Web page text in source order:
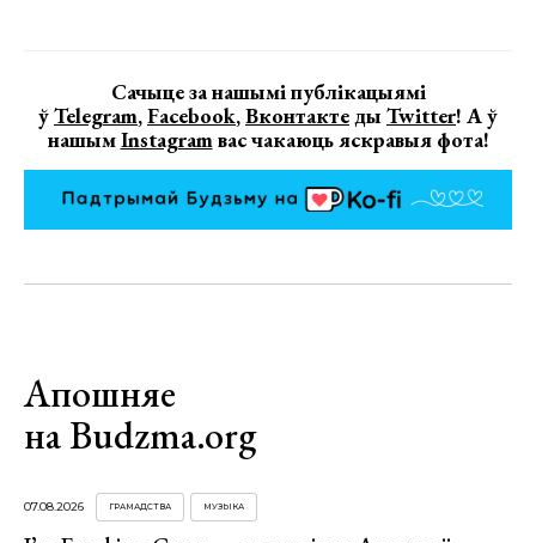
Сачыце за нашымі публікацыямі
ўTelegram,Facebook,Вконтактеды Twitter! А ў
нашымInstagramвас чакаюць яскравыя фота!
Апошняе
на Budzma.org
07.08.2026 ГРАМАДСТВА МУЗЫКА